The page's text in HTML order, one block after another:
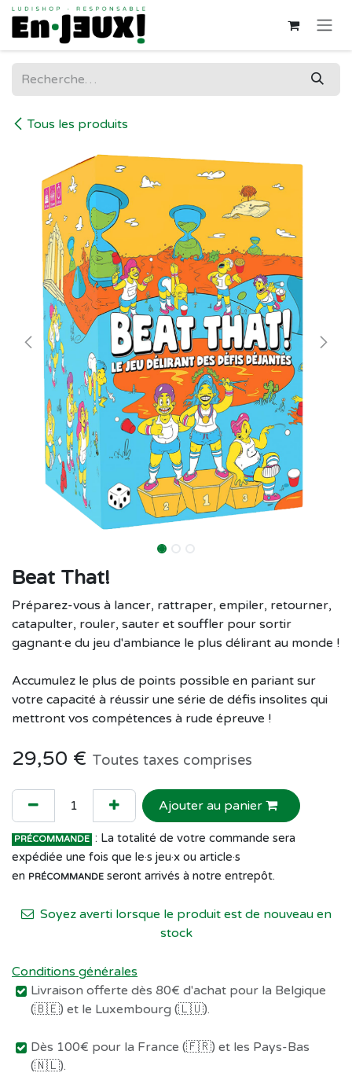
Se rendre au contenu
Tous les produits
Beat That!
Préparez-vous à lancer, rattraper, empiler, retourner,
catapulter, rouler, sauter et souffler pour sortir
gagnant·e du jeu d'ambiance le plus délirant au monde !
Accumulez le plus de points possible en pariant sur
votre capacité à réussir une série de défis insolites qui
mettront vos compétences à rude épreuve !
29,50 € Toutes taxes comprises
Ajouter au panier
PRÉCOMMANDE : La totalité de votre commande sera
expédiée une fois que le·s jeu·x ou article·s
en PRÉCOMMANDE seront arrivés à notre entrepôt.
Soyez averti lorsque le produit est de nouveau en
stock
Conditions générales
Livraison offerte dès 80€ d'achat pour la Belgique
(🇧🇪) et le Luxembourg (🇱🇺).
Dès 100€ pour la France (🇫🇷) et les Pays-Bas
(🇳🇱).